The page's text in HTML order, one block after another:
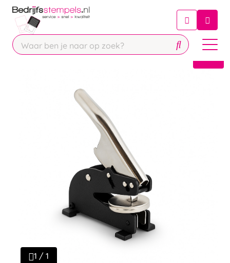
Chatbot
Chat 24/7 met onze chatbot voor
Contact
1 / 1